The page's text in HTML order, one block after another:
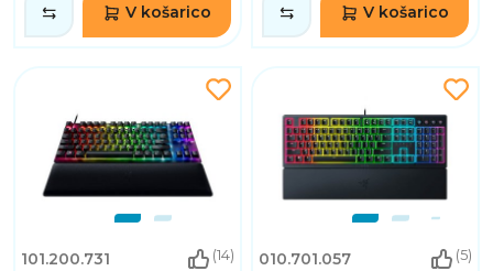
V košarico V košarico
101.200.731 (14) 010.701.057 (5)